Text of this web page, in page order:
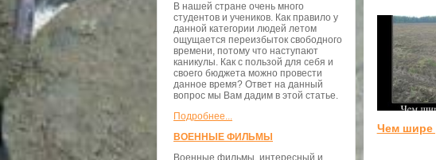
В нашей стране очень много
студентов и учеников. Как правило у
данной категории людей летом
ощущается переизбыток свободного
времени, потому что наступают
каникулы. Как с пользой для себя и
своего бюджета можно провести
данное время? Ответ на данный
вопрос мы Вам дадим в этой статье.
Подробнее...
ВОЕННЫЕ ФИЛЬМЫ
Военные фильмы, интересный и
Чем шире